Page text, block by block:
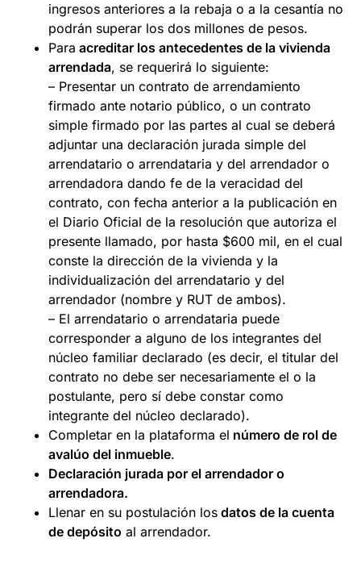
ingresos anteriores a la rebaja o a la cesantía no
podrán superar los dos millones de pesos.
Para acreditar los antecedentes de la vivienda
arrendada, se requerirá lo siguiente:
– Presentar un contrato de arrendamiento
firmado ante notario público, o un contrato
simple firmado por las partes al cual se deberá
adjuntar una declaración jurada simple del
arrendatario o arrendataria y del arrendador o
arrendadora dando fe de la veracidad del
contrato, con fecha anterior a la publicación en
el Diario Oficial de la resolución que autoriza el
presente llamado, por hasta $600 mil, en el cual
conste la dirección de la vivienda y la
individualización del arrendatario y del
arrendador (nombre y RUT de ambos).
– El arrendatario o arrendataria puede
corresponder a alguno de los integrantes del
núcleo familiar declarado (es decir, el titular del
contrato no debe ser necesariamente el o la
postulante, pero sí debe constar como
integrante del núcleo declarado).
Completar en la plataforma el número de rol de
avalúo del inmueble.
Declaración jurada por el arrendador o
arrendadora.
Llenar en su postulación los datos de la cuenta
de depósito al arrendador.